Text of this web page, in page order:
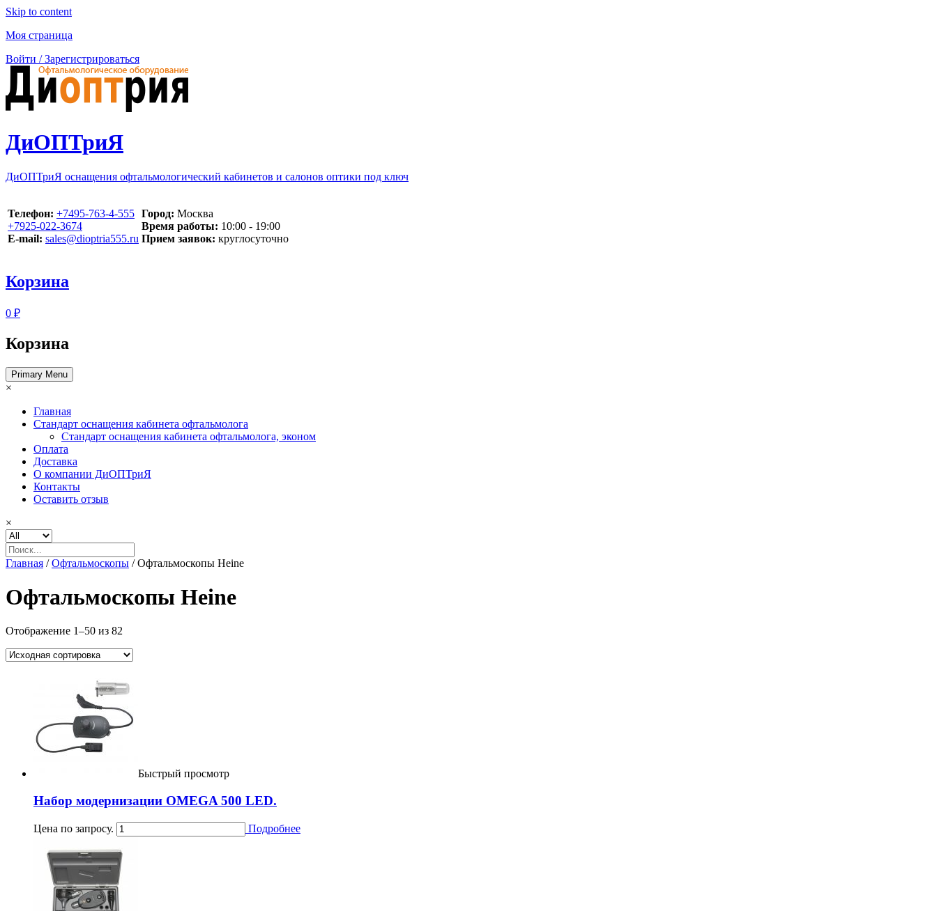
Skip to content
Моя страница
Войти / Зарегистрироваться
ДиОПТриЯ
ДиОПТриЯ оснащения офтальмологический кабинетов и салонов оптики под ключ
Телефон: ‪+7495-763-4-555‬
‪+7925-022-3674‬
E-mail: sales@dioptria555.ru
Город: Москва
Время работы: 10:00 - 19:00
Прием заявок: круглосуточно
Корзина
0 ₽
Корзина
Primary Menu
×
Главная
Стандарт оснащения кабинета офтальмолога
Стандарт оснащения кабинета офтальмолога, эконом
Оплата
Доставка
О компании ДиОПТриЯ
Контакты
Оставить отзыв
×
Главная /Офтальмоскопы / Офтальмоскопы Heine
Офтальмоскопы Heine
Отображение 1–50 из 82
Быстрый просмотр
Набор модернизации OMEGA 500 LED.
Цена по запросу. Подробнее